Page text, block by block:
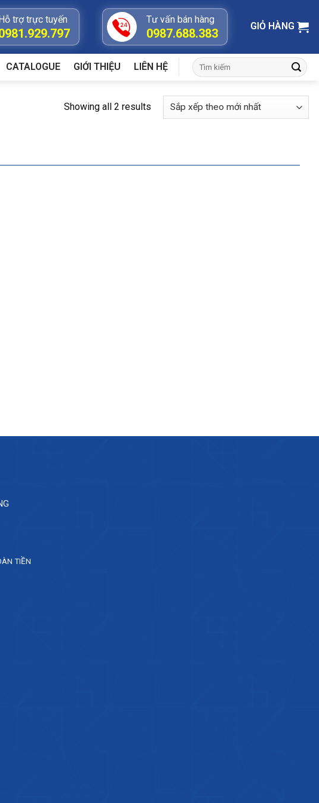
trợ trực tuyến Tư vấn bán hàng
0987.688.383
GIỎ HÀNG
CATALOGUE GIỚI THIỆU LIÊN HỆ
Tìm
kiếm:
Showing all 2 results
TIỀN